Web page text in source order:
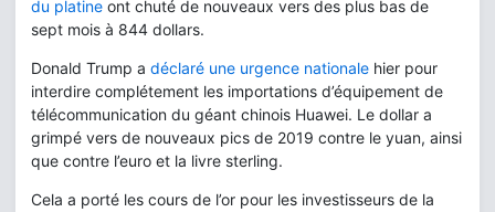
du platine ont chuté de nouveaux vers des plus bas de
sept mois à 844 dollars.
Donald Trump a déclaré une urgence nationale hier pour
interdire complétement les importations d’équipement de
télécommunication du géant chinois Huawei. Le dollar a
grimpé vers de nouveaux pics de 2019 contre le yuan, ainsi
que contre l’euro et la livre sterling.
Cela a porté les cours de l’or pour les investisseurs de la